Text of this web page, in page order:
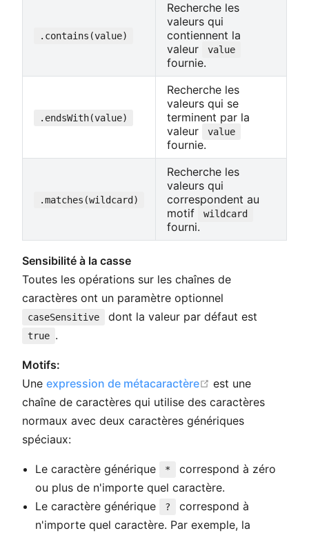
.contains(value)
Recherche les
valeurs qui
contiennent la
valeur
value
fournie.
.endsWith(value)
Recherche les
valeurs qui se
terminent par la
valeur
value
fournie.
.matches(wildcard)
Recherche les
valeurs qui
correspondent au
motif
wildcard
fourni.
Sensibilité à la casse
Toutes les opérations sur les chaînes de
caractères ont un paramètre optionnel
caseSensitive dont la valeur par défaut est
true .
Motifs:
Une expression de métacaractère open in new
est une
chaîne de caractères qui utilise des caractères
normaux avec deux caractères génériques
spéciaux:
Le caractère générique *
correspond à zéro
ou plus de n'importe quel caractère.
Le caractère générique
?
correspond à
n'importe quel caractère. Par exemple, la